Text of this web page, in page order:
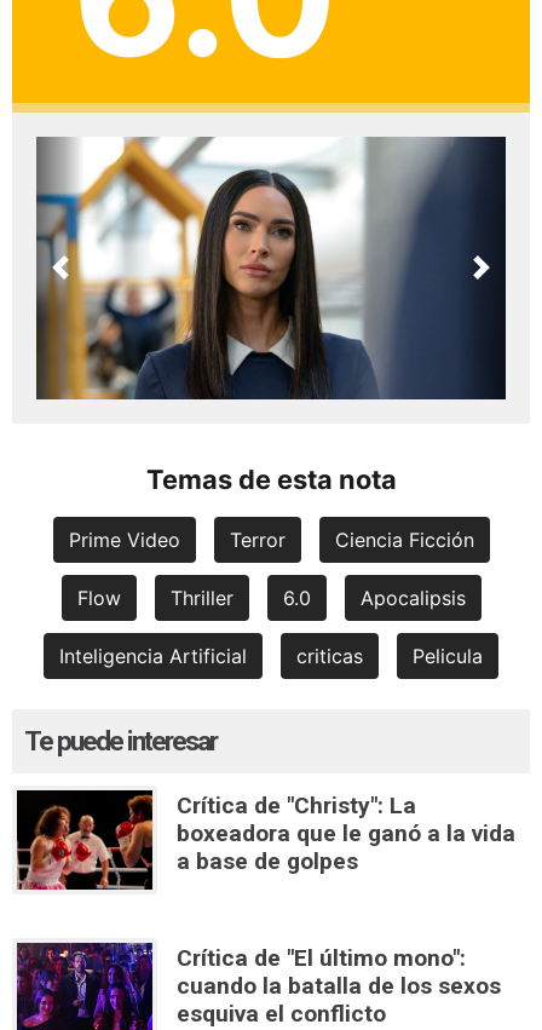
Previous Next
Temas de esta nota
Prime Video Terror Ciencia Ficción
Flow Thriller 6.0 Apocalipsis
Inteligencia Artificial criticas Pelicula
Te puede interesar
Crítica de "Christy": La
boxeadora que le ganó a la vida
a base de golpes
Crítica de "El último mono":
cuando la batalla de los sexos
esquiva el conflicto